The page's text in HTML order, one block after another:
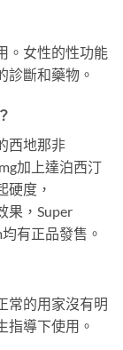
。女性的性功能
診斷和藥物。
西地那非
加上達泊西汀
硬度，
果，Super
有正品發售。
常的用家沒有明
指導下使用。